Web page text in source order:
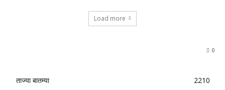
Load more
0
ताज्या बातम्या
2210